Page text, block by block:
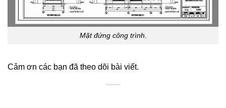
Mặt đứng công trình.
Cảm ơn các bạn đã theo dõi bài viết.